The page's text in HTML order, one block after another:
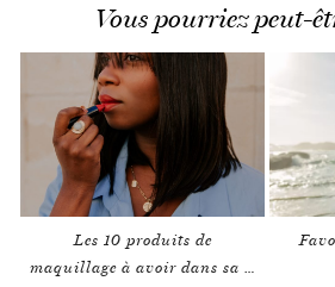
Vous pourriez peut-
Les 10 produits de
maquillage à avoir dans sa …